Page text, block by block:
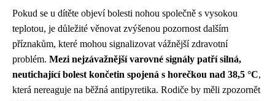
Pokud se u dítěte objeví bolesti nohou společně s vysokou
teplotou, je důležité věnovat zvýšenou pozornost dalším
příznakům, které mohou signalizovat vážnější zdravotní
problém. Mezi nejzávažnější varovné signály patří silná,
neutichající bolest končetin spojená s horečkou nad 38,5 °C,
která nereaguje na běžná antipyretika. Rodiče by měli zpozornět